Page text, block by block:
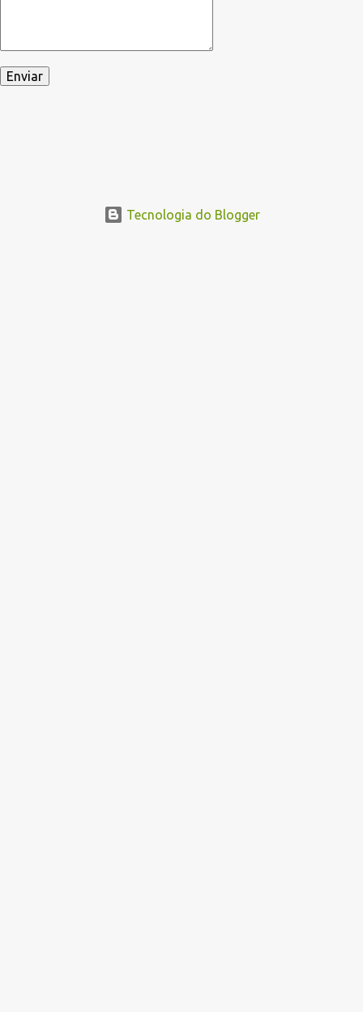
Tecnologia do Blogger